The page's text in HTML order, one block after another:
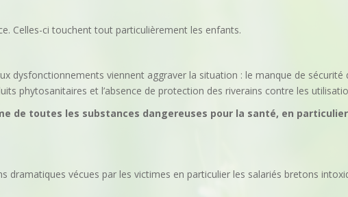
Celles-ci touchent tout particulièrement les enfants.
dysfonctionnements viennent aggraver la situation : le manque de sécurité
phytosanitaires et l’absence de protection des riverains contre les
de toutes les substances dangereuses pour la santé, en
vécues par les victimes en particulier les salariés bretons